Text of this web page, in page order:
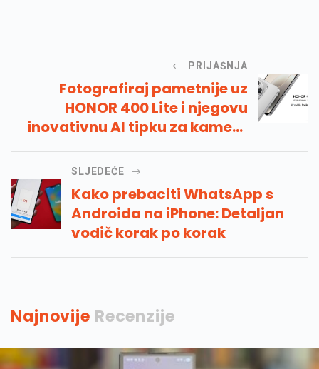
PRIJAŠNJA
Fotografiraj pametnije uz
HONOR 400 Lite i njegovu
inovativnu AI tipku za kameru
te sudjeluj u nagradnom
SLJEDEĆE
Kako prebaciti WhatsApp s
Androida na iPhone: Detaljan
vodič korak po korak
Najnovije Recenzije